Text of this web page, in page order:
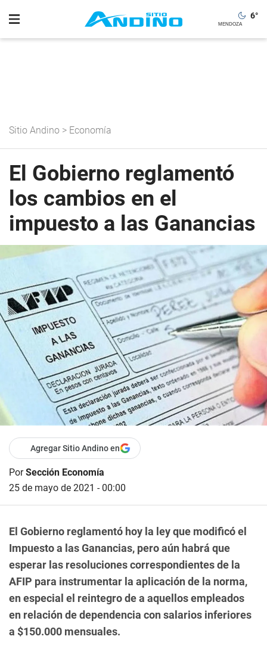
6°
Sitio Andino > Economía
El Gobierno reglamentó
los cambios en el
impuesto a las Ganancias
Agregar Sitio Andino en
PorSección Economía
25 de mayo de 2021 - 00:00
El Gobierno reglamentó hoy la ley que modificó el
Impuesto a las Ganancias, pero aún habrá que
esperar las resoluciones correspondientes de la
AFIP para instrumentar la aplicación de la norma,
en especial el reintegro de a aquellos empleados
en relación de dependencia con salarios inferiores
a $150.000 mensuales.